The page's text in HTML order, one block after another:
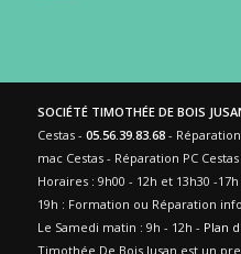
SOCIÉTÉ TIMOTHÉE DE BOIS
Cestas - 05.56.39.83.68-
mac Cestas - Réparation PC Cestas
Horaires : 9h00 - 12h et 13h30 -
19h : Formation ou Réparation
Le Samedi matin : 9h - 12h - Plan
Timothée De Bois Jusan est un